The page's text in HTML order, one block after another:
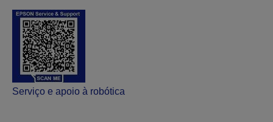
Serviço e apoio à robótica